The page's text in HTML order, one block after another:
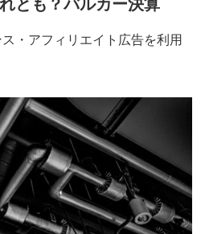
とも？バルカー決算
・アフィリエイト広告を利用